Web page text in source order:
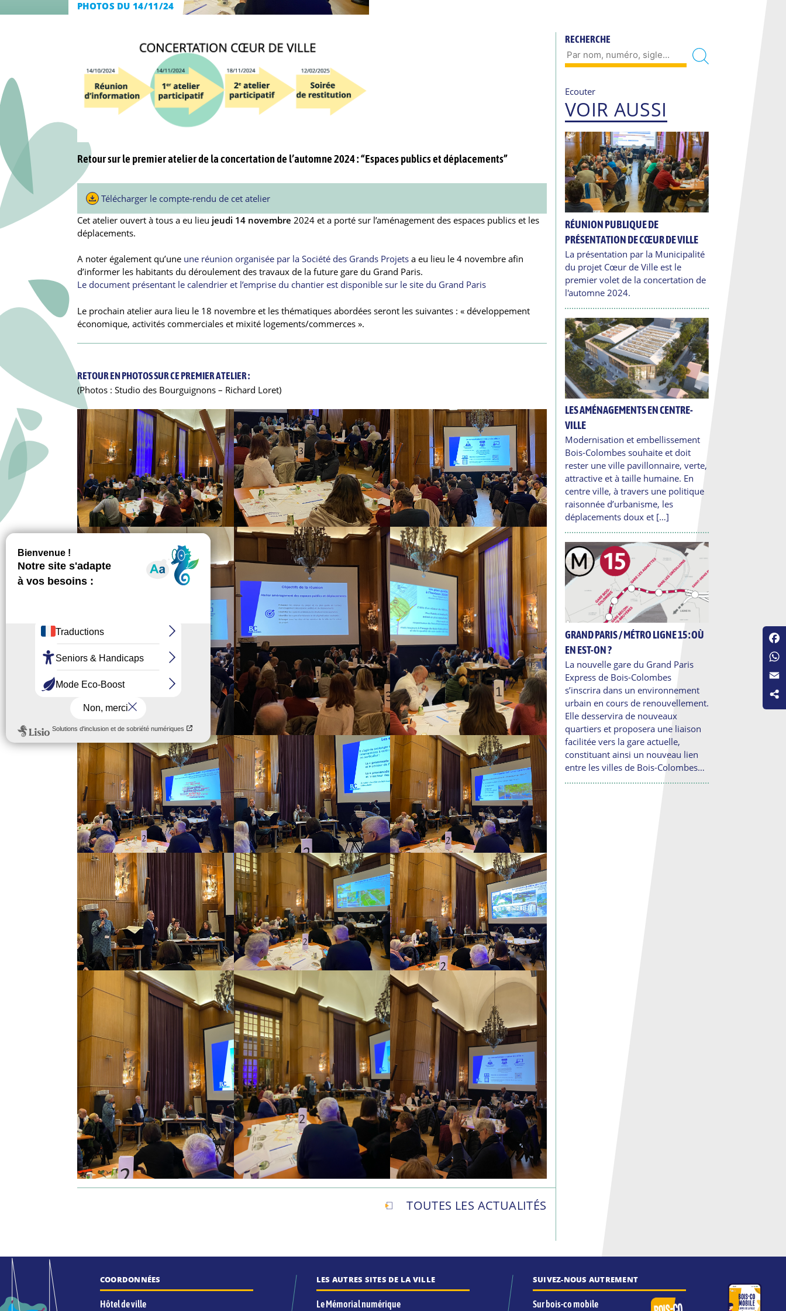
PHOTOS DU 14/11/24
Retour sur le premier atelier de la concertation de l’automne 2024 : “Espaces publics et déplacements”
Télécharger le compte-rendu de cet atelier
Cet atelier ouvert à tous a eu lieu jeudi 14 novembre 2024 et a porté sur l’aménagement des espaces publics et les
déplacements.
A noter également qu’une une réunion organisée par la Société des Grands Projets a eu lieu le 4 novembre afin
d’informer les habitants du déroulement des travaux de la future gare du Grand Paris.
Le document présentant le calendrier et l’emprise du chantier est disponible sur le site du Grand Paris
Le prochain atelier aura lieu le 18 novembre et les thématiques abordées seront les suivantes : « développement
économique, activités commerciales et mixité logements/commerces ».
RETOUR EN PHOTOS SUR CE PREMIER ATELIER :
(Photos : Studio des Bourguignons – Richard Loret)
TOUTES LES ACTUALITÉS
RECHERCHE
Ecouter
VOIR AUSSI
RÉUNION PUBLIQUE DE
PRÉSENTATION DE CŒUR DE VILLE
La présentation par la Municipalité
du projet Cœur de Ville est le
premier volet de la concertation de
l'automne 2024.
LES AMÉNAGEMENTS EN CENTRE-
VILLE
Modernisation et embellissement
Bois-Colombes souhaite et doit
rester une ville pavillonnaire, verte,
attractive et à taille humaine. En
centre ville, à travers une politique
raisonnée d’urbanisme, les
déplacements doux et […]
GRAND PARIS / MÉTRO LIGNE 15 : OÙ
EN EST-ON ?
La nouvelle gare du Grand Paris
Express de Bois-Colombes
s’inscrira dans un environnement
urbain en cours de renouvellement.
Elle desservira de nouveaux
quartiers et proposera une liaison
facilitée vers la gare actuelle,
constituant ainsi un nouveau lien
entre les villes de Bois-Colombes…
COORDONNÉES
Hôtel de ville
LES AUTRES SITES DE LA VILLE
Le Mémorial numérique
SUIVEZ-NOUS AUTREMENT
Sur bois-co mobile